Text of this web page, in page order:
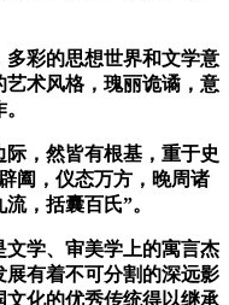
彩的思想世界和文学意
术风格，瑰丽诡谲，意
，然皆有根基，重于史
阖，仪态万方，晚周诸
，括囊百氏”。
文学、审美学上的寓言杰
有着不可分割的深远影
文化的优秀传统得以继承